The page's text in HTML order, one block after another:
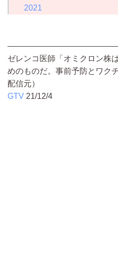
2021
ゼレンコ医師「オミクロン株
めのものだ。事前予防とワク
配信元）
GTV 21/12/4